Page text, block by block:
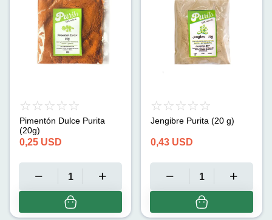
Pimentón Dulce Purita
(20g)
0,25 USD
Jengibre Purita (20 g)
0,43 USD